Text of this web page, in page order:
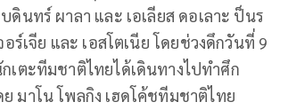
นทร์ ผาลา และ เอเลียส ดอเลาะ ป็นร
เจีย และ เอสโตเนีย โดยช่วงดึกวันที่ 9
ตะทีมชาติไทยได้เดินทางไปทำศึก
มาโน โพลกิง เฮดโค้ชทีมชาติไทย